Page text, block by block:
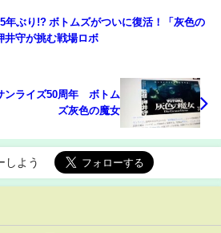
年ぶり!? ボトムズがついに復活！「灰色の
井守が挑む戦場ロボ
ンライズ50周年 ボトム
ズ灰色の魔女
しよう